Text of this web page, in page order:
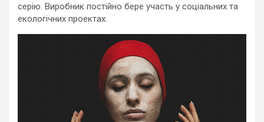
серію. Виробник постійно бере участь у соціальних та
екологічних проектах.